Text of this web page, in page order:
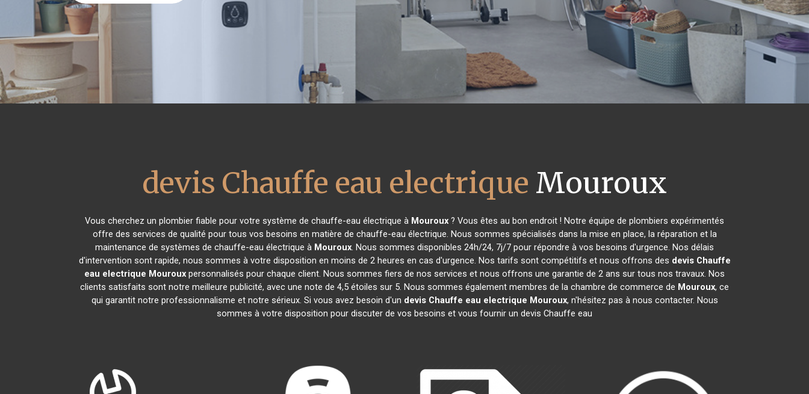
devis Chauffe eau electrique Mouroux
Vous cherchez un plombier fiable pour votre système de chauffe-eau électrique à Mouroux ? Vous êtes au bon endroit ! Notre équipe de plombiers expérimentés
offre des services de qualité pour tous vos besoins en matière de chauffe-eau électrique. Nous sommes spécialisés dans la mise en place, la réparation et la
maintenance de systèmes de chauffe-eau électrique à Mouroux. Nous sommes disponibles 24h/24, 7j/7 pour répondre à vos besoins d'urgence. Nos délais
d'intervention sont rapide, nous sommes à votre disposition en moins de 2 heures en cas d'urgence. Nos tarifs sont compétitifs et nous offrons des devis Chauffe
eau electrique Mouroux personnalisés pour chaque client. Nous sommes fiers de nos services et nous offrons une garantie de 2 ans sur tous nos travaux. Nos
clients satisfaits sont notre meilleure publicité, avec une note de 4,5 étoiles sur 5. Nous sommes également membres de la chambre de commerce de Mouroux, ce
qui garantit notre professionnalisme et notre sérieux. Si vous avez besoin d'un devis Chauffe eau electrique Mouroux, n'hésitez pas à nous contacter. Nous
sommes à votre disposition pour discuter de vos besoins et vous fournir un devis Chauffe eau